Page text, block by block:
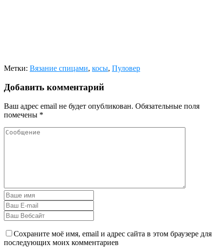
Метки: Вязание спицами, косы, Пуловер
Добавить комментарий
Ваш адрес email не будет опубликован. Обязательные поля
помечены *
Сохраните моё имя, email и адрес сайта в этом браузере для
последующих моих комментариев